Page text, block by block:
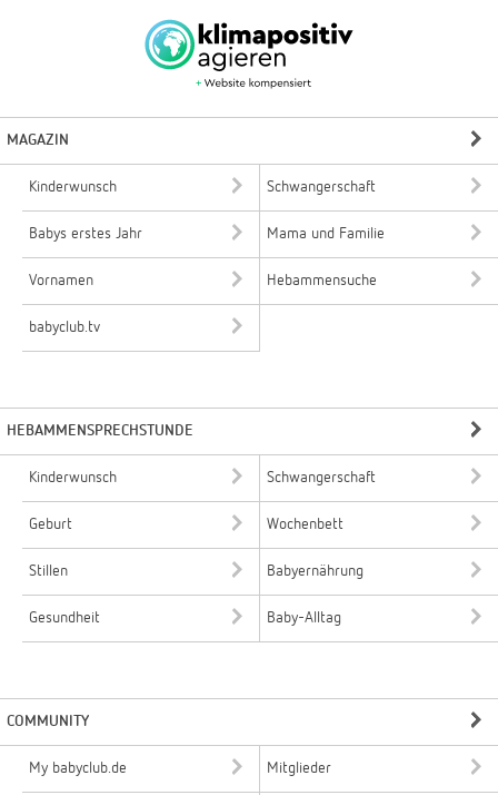
MAGAZIN
Kinderwunsch Schwangerschaft
Babys erstes Jahr Mama und Familie
Vornamen Hebammensuche
babyclub.tv
HEBAMMENSPRECHSTUNDE
Kinderwunsch Schwangerschaft
Geburt Wochenbett
Stillen Babyernährung
Gesundheit Baby-Alltag
COMMUNITY
My babyclub.de Mitglieder